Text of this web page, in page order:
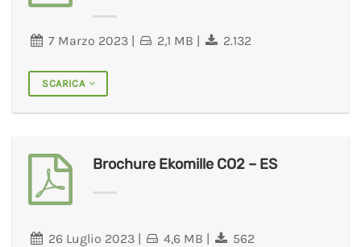
7 Marzo 2023| 2,1 MB | 2.132
SCARICA
Brochure Ekomille CO2 – ES
26 Luglio 2023| 4,6 MB | 562